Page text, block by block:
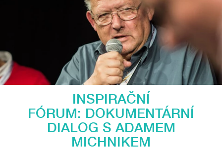
INSPIRAČNÍ
FÓRUM: DOKUMENTÁRNÍ
DIALOG S ADAMEM
MICHNIKEM